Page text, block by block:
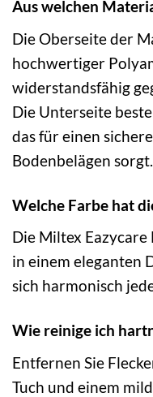
Aus welchen
Die Oberseite der
hochwertiger
widerstandsfähig
Die Unterseite
das für einen
Bodenbelägen sorgt.
Welche Farbe hat
Die Miltex
in einem eleganten
sich harmonisch
Wie reinige ich
Entfernen Sie
Tuch und einem